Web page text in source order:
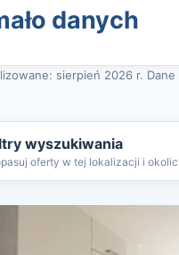
danych
sierpień 2026 r.
wyszukiwania
oferty w tej lokalizacji i